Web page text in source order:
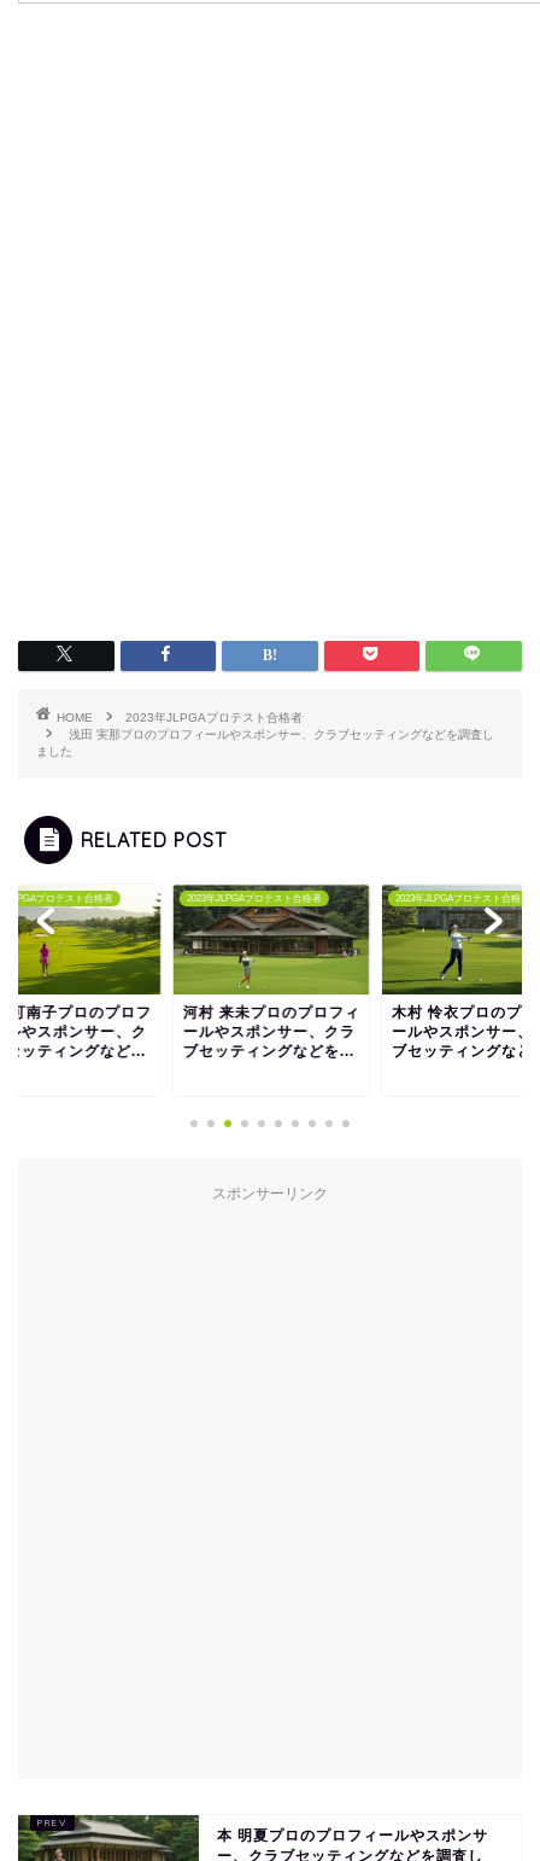
HOME
2023年JLPGAプロテスト合格者
浅田 実那プロのプロフィールやスポンサー、クラブセッティングなどを調査し
ました
RELATED POST
JLPGAプロテスト合格者
可南子プロのプロフ
ルやスポンサー、ク
セッティングなど...
2023年JLPGAプロテスト合格者
河村 来未プロのプロフィ
ールやスポンサー、クラ
ブセッティングなどを...
2023年JLPGAプロテスト合格者
木村 怜衣プロのプロ
ールやスポンサー、
ブセッティングなど
スポンサーリンク
本 明夏プロのプロフィールやスポンサ
ー、クラブセッティングなどを調査し